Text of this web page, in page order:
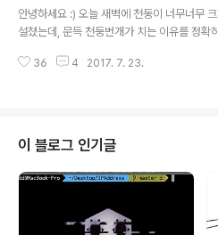
할 것이 임의의 자연수가 주어지면 이를 "네
분해해야합니다. 골드바흐의 추측을 보면, 【4
합이 아니라요. 하지만 잘 생각해보면, 이 골드
안녕하세요 :) 오늘 새벽에 천둥이 너무너무
설쳤는데, 문득 천둥번개가 치는 이유를 정확
생긴다고 정말 두루뭉실하게만 알고있어서
기압은 상승기류를 만드냐구요? 가장먼저 "안
의 대기"라는 것을 아셔야합니다.안정적인 상
차가운공기가 하부층에 존재하고, 따뜻한 공
존재하는 형태에요. 어떤한 이유(다양합니다.)
대기가, 안정적이지 않고 불안정적이게 된다
까요?네, 차가운공기가 상부층에 존재..
36 4 2017. 7. 23.
이 블로그 인기글